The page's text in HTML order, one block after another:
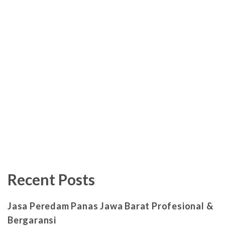
Recent Posts
Jasa Peredam Panas Jawa Barat Profesional &
Bergaransi